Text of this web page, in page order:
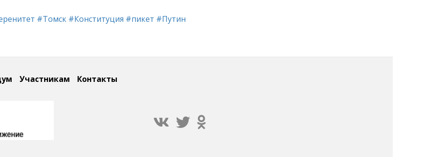
#Томск #Конституция #пикет #Путин
Участникам Контакты